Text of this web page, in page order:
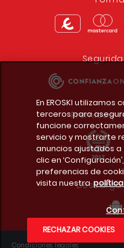
Premios y
Condiciones legales
En EROSKI utilizamos
terceros para
funcione
servicio y mostrarte
anuncios ajustados
clic en
preferencias de
visita nuestra
RECHAZAR COOKIES